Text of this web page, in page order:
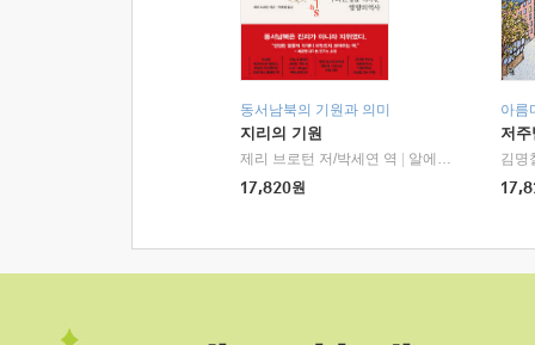
동서남북의 기원과 의미
지리의 기원
제리 브로턴 저/박세연 역
알에이치코리아(RHK)
17,820원
아름
저
김명